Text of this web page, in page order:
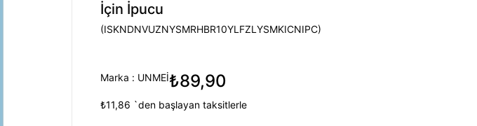
İçin İpucu
(ISKNDNVUZNYSMRHBR10YLFZLYSMKICNIPC)
Marka : UNMEİ₺89,90
₺11,86 `den başlayan taksitlerle